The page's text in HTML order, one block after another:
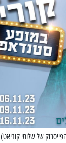
של שלומי קוריאט)